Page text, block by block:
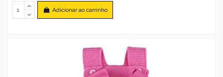
Adicionar ao carrinho